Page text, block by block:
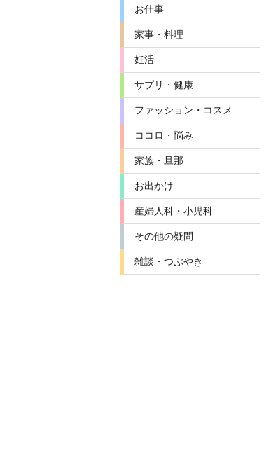
お仕事
家事・料理
妊活
サプリ・健康
ファッション・コスメ
ココロ・悩み
家族・旦那
お出かけ
産婦人科・小児科
その他の疑問
雑談・つぶやき